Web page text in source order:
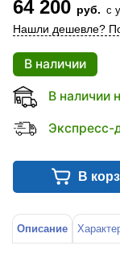
64 200 руб. с
Нашли дешевле?
В наличии
В наличии
Экспресс-
В
Описание